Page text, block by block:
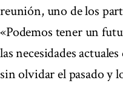
reunión, uno de los
«Podemos tener un
las necesidades
sin olvidar el pasado y